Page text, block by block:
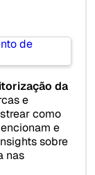
da
e
como
e
sobre
nas